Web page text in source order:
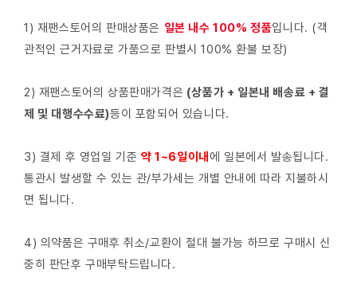
1) 재팬스토어의 판매상품은 일본 내수 100% 정품입니다. (객
관적인 근거자료로 가품으로 판별시 100% 환불 보장)
2) 재팬스토어의 상품판매가격은 (상품가 + 일본내 배송료 + 결
제 및 대행수수료)등이 포함되어 있습니다.
3) 결제 후 영업일 기준 약 1~6일이내 에 일본에서 발송됩니다.
통관시 발생할 수 있는 관/부가세는 개별 안내에 따라 지불하시
면 됩니다.
4) 의약품은 구매후 취소/교환이 절대 불가능 하므로 구매시 신
중히 판단후 구매부탁드립니다.